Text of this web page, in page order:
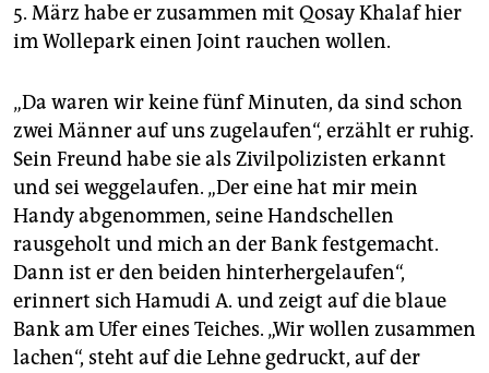
5. März habe er zusammen mit Qosay Khalaf hier
im Wollepark einen Joint rauchen wollen.
„Da waren wir keine fünf Minuten, da sind schon
zwei Männer auf uns zugelaufen“, erzählt er ruhig.
Sein Freund habe sie als Zivilpolizisten erkannt
und sei weg­gelaufen. „Der eine hat mir mein
Handy abgenommen, seine Handschellen
rausgeholt und mich an der Bank festgemacht.
Dann ist er den beiden hinterhergelaufen“,
erinnert sich Hamudi A. und zeigt auf die blaue
Bank am Ufer eines Teiches. „Wir wollen zusammen
lachen“, steht auf die Lehne gedruckt, auf der